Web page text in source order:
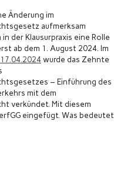
Änderung im
aufmerksam
der Klausurpraxis eine Rolle
ab dem 1. August 2024. Im
wurde das Zehnte
– Einführung des
mit dem
verkündet. Mit diesem
eingefügt. Was bedeutet